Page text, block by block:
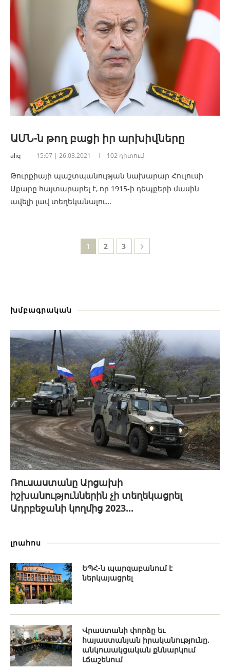
ԱՄՆ-ն թող բացի իր արխիվները
aliq 15:07 | 26.03.2021 102 դիտում
Թուրքիայի պաշտպանության նախարար Հուլուսի
Աքարը հայտարարել է, որ 1915-ի դեպքերի մասին
ավելի լավ տեղեկանալու…
1 2 3
խմբագրական
Ռուսաստանը Արցախի
իշխանություններին չի տեղեկացրել
Ադրբեջանի կողմից 2023...
լրահոս
ԵՊՀ-ն պարզաբանում է
ներկայացրել
Վրաստանի փորձը եւ
հայաստանյան իրականությունը.
անկուսակցական քննարկում
Լճաշենում